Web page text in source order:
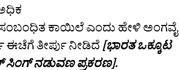
ಸಂಬಂಧಿತ ಕಾಯಿಲೆ ಎಂದು ಹೇಳಿ ಅಂಗವೈ
ಈಚೆಗೆ ತೀರ್ಪು ನೀಡಿದೆ [ಭಾರತ ಒಕ್ಕೂಟ
ನಡುವಣ ಪ್ರಕರಣ].